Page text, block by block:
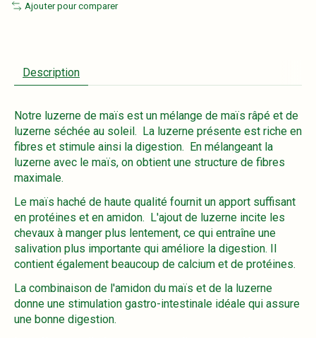
Ajouter pour comparer
Description
Notre luzerne de maïs est un mélange de maïs râpé et de
luzerne séchée au soleil. La luzerne présente est riche en
fibres et stimule ainsi la digestion. En mélangeant la
luzerne avec le maïs, on obtient une structure de fibres
maximale.
Le maïs haché de haute qualité fournit un apport suffisant
en protéines et en amidon. L'ajout de luzerne incite les
chevaux à manger plus lentement, ce qui entraîne une
salivation plus importante qui améliore la digestion. Il
contient également beaucoup de calcium et de protéines.
La combinaison de l'amidon du maïs et de la luzerne
donne une stimulation gastro-intestinale idéale qui assure
une bonne digestion.